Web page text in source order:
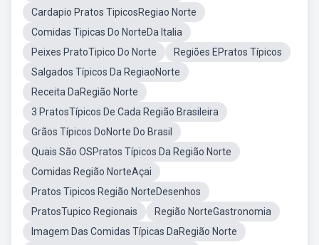
Cardapio Pratos TipicosRegiao Norte
Comidas Tipicas Do NorteDa Italia
Peixes PratoTipico Do Norte
Regiões EPratos Típicos
Salgados Típicos Da RegiaoNorte
Receita DaRegião Norte
3 PratosTípicos De Cada Região Brasileira
Grãos Típicos DoNorte Do Brasil
Quais São OSPratos Típicos Da Região Norte
Comidas Região NorteAçai
Pratos Tipicos Região NorteDesenhos
PratosTupico Regionais
Região NorteGastronomia
Imagem Das Comidas Típicas DaRegião Norte